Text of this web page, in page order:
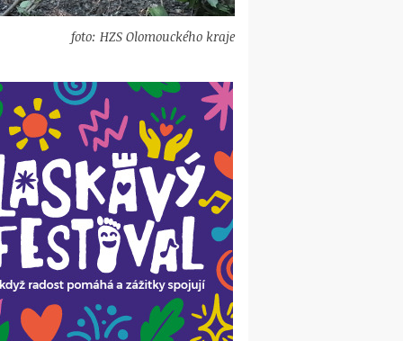
foto: HZS Olomouckého kraje